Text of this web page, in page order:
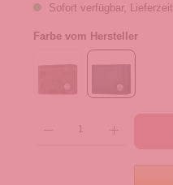
Sofort verfügbar,
Farbe vom Hersteller